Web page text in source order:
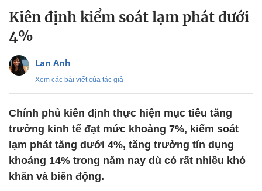
Kiên định kiểm soát lạm phát dưới
4%
Lan Anh
Xem các bài viết của tác giả
Chính phủ kiên định thực hiện mục tiêu tăng
trưởng kinh tế đạt mức khoảng 7%, kiểm soát
lạm phát tăng dưới 4%, tăng trưởng tín dụng
khoảng 14% trong năm nay dù có rất nhiều khó
khăn và biến động.